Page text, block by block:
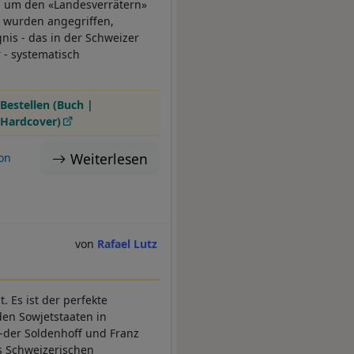
den «Landesverrätern»
wurden angegriffen,
- das in der Schweizer
systematisch
Bestellen (Buch |
Hardcover)
Weiterlesen
Rafael Lutz
Es ist der perfekte
Sowjetstaaten in
Soldenhoff und Franz